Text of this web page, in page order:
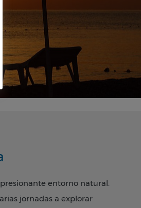
entorno natural.
jornadas a explorar